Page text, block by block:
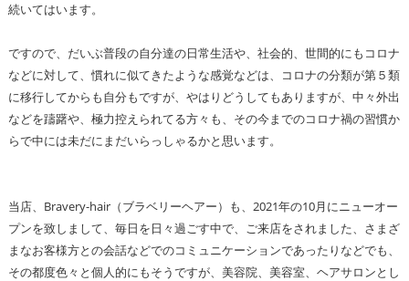
続いてはいます。
ですので、だいぶ普段の自分達の日常生活や、社会的、世間的にもコロナ
などに対して、慣れに似てきたような感覚などは、コロナの分類が第５類
に移行してからも自分もですが、やはりどうしてもありますが、中々外出
などを躊躇や、極力控えられてる方々も、その今までのコロナ禍の習慣か
らで中には未だにまだいらっしゃるかと思います。
当店、Bravery-hair（ブラベリーヘアー）も、2021年の10月にニューオー
プンを致しまして、毎日を日々過ごす中で、ご来店をされました、さまざ
まなお客様方との会話などでのコミュニケーションであったりなどでも、
その都度色々と個人的にもそうですが、美容院、美容室、ヘアサロンとし